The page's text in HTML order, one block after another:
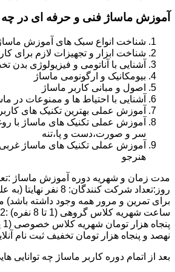
آموزش ماساژ فنی و حرفه ای در
شناخت انواع سبک های آموزش
شناخت ابزار و تجهیزات لازم برای کار
آشنایی با آناتومی و فیزیولوژی بدن
بیومکانیک و ارگونومی ماساژ
اصول و مبانی کاربر ماساژ
آشنایی با احتیاط ها و ممنوعات در
آموزش عملی بهترین تکنیک های
آموزش عملی تکنیک های ماساژ با
سر و صورت،دست و پا،تنه
آموزش عملی تکنیک های ماساژ
هنرجو
روز:تعداد شرکت کنندگان:
نهصد و پنجاه هزار تومان تخفیف ثبت نام آنلاین :500 هزار
بعد از اتمام دوره کاربر ماساژ چه